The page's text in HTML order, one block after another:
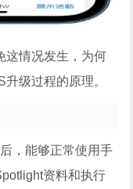
这情况发生，为何
级过程的原理。
，能够正常使用手
资料和执行